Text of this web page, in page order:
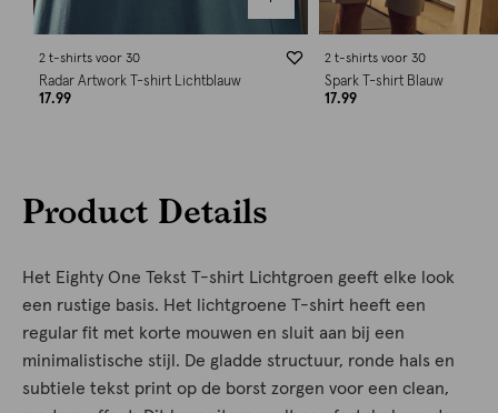
2 t-shirts voor 30
Radar Artwork T-shirt Lichtblauw
17.99
2 t-shirts voor 30
Spark T-shirt Blauw
17.99
Product Details
Het Eighty One Tekst T-shirt Lichtgroen geeft elke look
een rustige basis. Het lichtgroene T-shirt heeft een
regular fit met korte mouwen en sluit aan bij een
minimalistische stijl. De gladde structuur, ronde hals en
subtiele tekst print op de borst zorgen voor een clean,